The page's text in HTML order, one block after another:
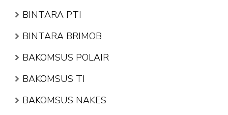
BINTARA PTI
BINTARA BRIMOB
BAKOMSUS POLAIR
BAKOMSUS TI
BAKOMSUS NAKES